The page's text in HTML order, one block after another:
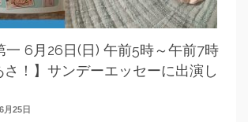
一 6月26日(日) 午前5時～午前7時
！】サンデーエッセーに出演し
月25日